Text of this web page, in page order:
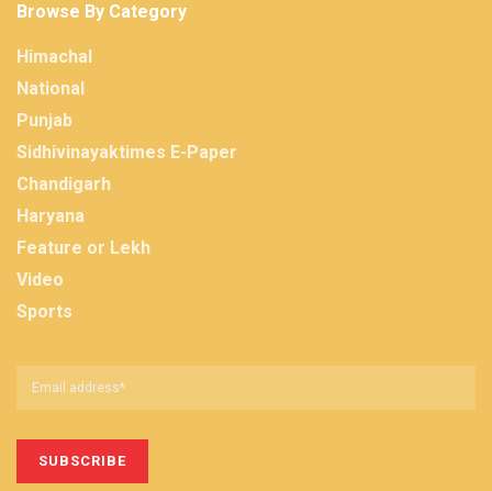
Browse By Category
Himachal
National
Punjab
Sidhivinayaktimes E-Paper
Chandigarh
Haryana
Feature or Lekh
Video
Sports